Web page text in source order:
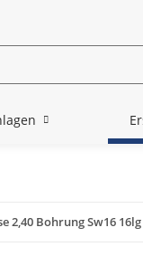
2,40 Bohrung Sw16